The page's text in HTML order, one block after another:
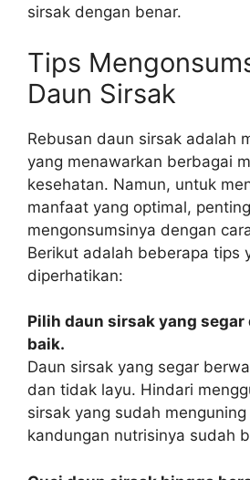
sirsak dengan benar.
Tips
Daun Sirsak
Rebusan daun sirsak adalah
yang menawarkan berbagai
kesehatan. Namun, untuk
manfaat yang optimal,
mengonsumsinya dengan
Berikut adalah beberapa tips
diperhatikan:
Pilih daun sirsak yang
baik.
Daun sirsak yang segar
dan tidak layu. Hindari
sirsak yang sudah
kandungan nutrisinya sudah